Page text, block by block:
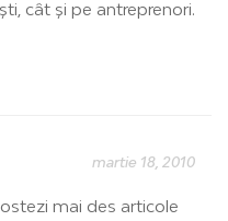
cât și pe antreprenori.
martie 18, 2010
mai des articole